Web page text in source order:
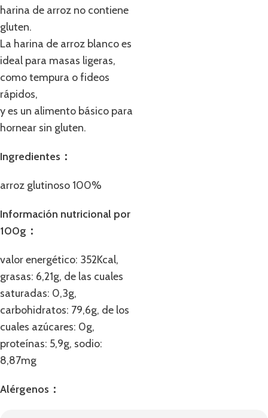
harina de arroz no contiene
gluten.
La harina de arroz blanco es
ideal para masas ligeras,
como tempura o fideos
rápidos,
y es un alimento básico para
hornear sin gluten.
Ingredientes：
arroz glutinoso 100%
Información nutricional por
100g：
valor energético: 352Kcal,
grasas: 6,21g, de las cuales
saturadas: 0,3g,
carbohidratos: 79,6g, de los
cuales azúcares: 0g,
proteínas: 5,9g, sodio:
8,87mg
Alérgenos：